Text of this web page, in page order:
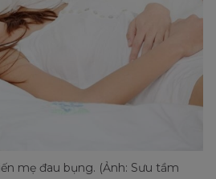
mẹ đau bụng. (Ảnh: Sưu tầm